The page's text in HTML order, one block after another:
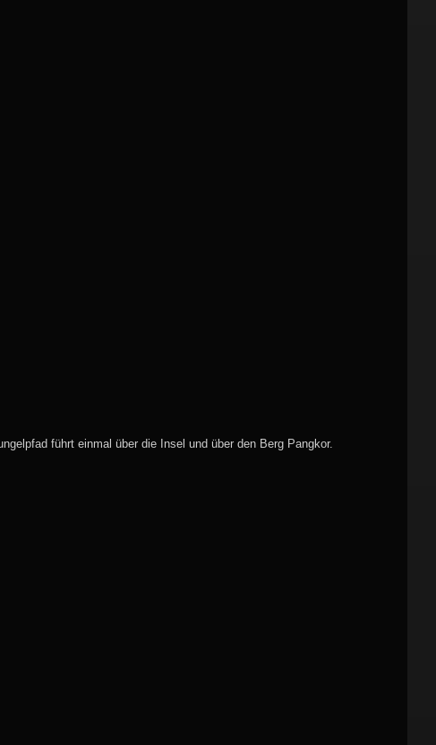
führt einmal über die Insel und über den Berg Pangkor.